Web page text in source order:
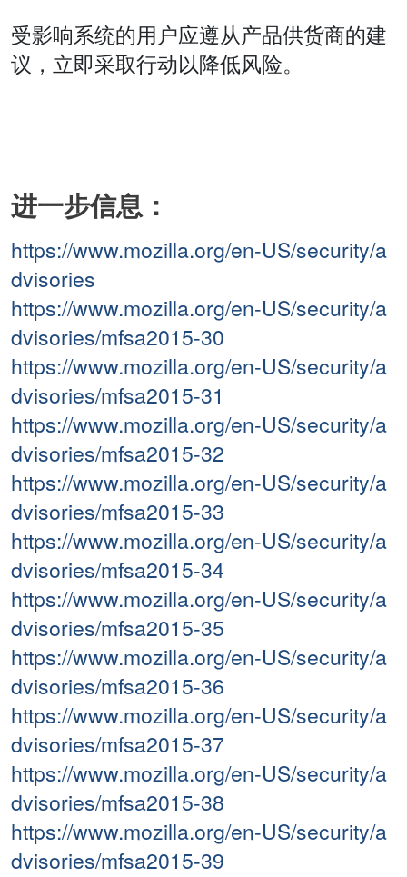
受影响系统的用户应遵从产品供货商的建
议，立即采取行动以降低风险。
进一步信息：
https://www.mozilla.org/en-US/security/a
dvisories
https://www.mozilla.org/en-US/security/a
dvisories/mfsa2015-30
https://www.mozilla.org/en-US/security/a
dvisories/mfsa2015-31
https://www.mozilla.org/en-US/security/a
dvisories/mfsa2015-32
https://www.mozilla.org/en-US/security/a
dvisories/mfsa2015-33
https://www.mozilla.org/en-US/security/a
dvisories/mfsa2015-34
https://www.mozilla.org/en-US/security/a
dvisories/mfsa2015-35
https://www.mozilla.org/en-US/security/a
dvisories/mfsa2015-36
https://www.mozilla.org/en-US/security/a
dvisories/mfsa2015-37
https://www.mozilla.org/en-US/security/a
dvisories/mfsa2015-38
https://www.mozilla.org/en-US/security/a
dvisories/mfsa2015-39